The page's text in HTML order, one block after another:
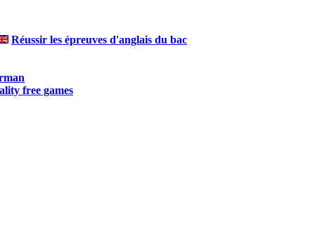
Réussir les épreuves d'anglais du bac
free games